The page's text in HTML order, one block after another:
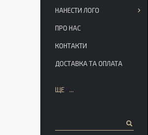
НАНЕСТИ ЛОГО
ПРО НАС
КОНТАКТИ
ДОСТАВКА ТА ОПЛАТА
ЩЕ